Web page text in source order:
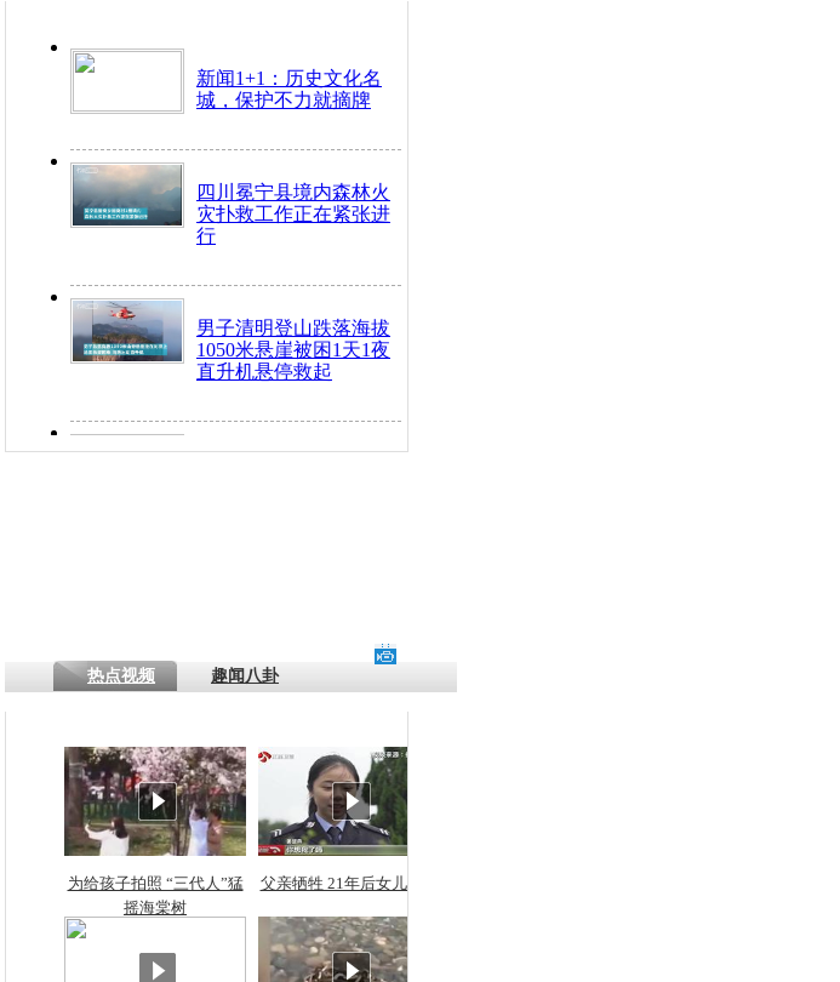
新闻1+1：历史文化名
城，保护不力就摘牌
四川冕宁县境内森林火
灾扑救工作正在紧张进
行
男子清明登山跌落海拔
1050米悬崖被困1天1夜
直升机悬停救起
探访传承四千年传统习
俗：近万民众为娥皇女
英省亲送行
小伙骑车逆行被查情绪
热点视频 趣闻八卦
为给孩子拍照 “三代人”猛
摇海棠树
父亲牺牲 21年后女儿从警